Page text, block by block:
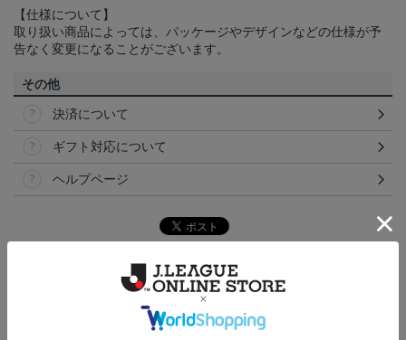
【仕様について】
取り扱い商品によっては、パッケージやデザインなどの仕様が予
告なく変更になることがございます。
その他
決済について
ギフト対応について
ヘルプページ